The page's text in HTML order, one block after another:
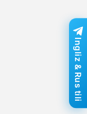
Ingliz & Rus tili